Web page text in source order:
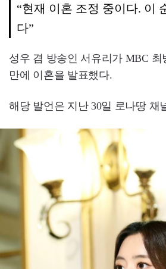
“현재 이혼 조정 중이다. 이
다”
성우 겸 방송인 서유리가 MBC 최
만에 이혼을 발표했다.
해당 발언은 지난 30일 로나땅 채